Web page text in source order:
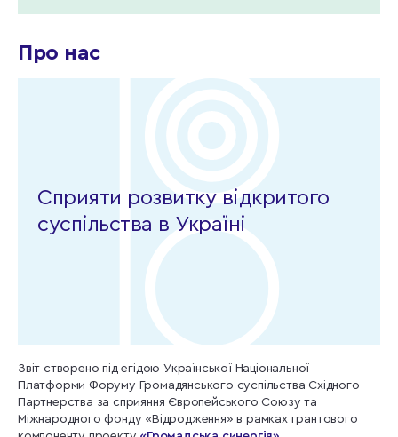
Про нас
Сприяти розвитку відкритого
суспільства в Україні
Звіт створено під егідою Української Національної
Платформи Форуму Громадянського суспільства Східного
Партнерства за сприяння Європейського Союзу та
Міжнародного фонду «Відродження» в рамках грантового